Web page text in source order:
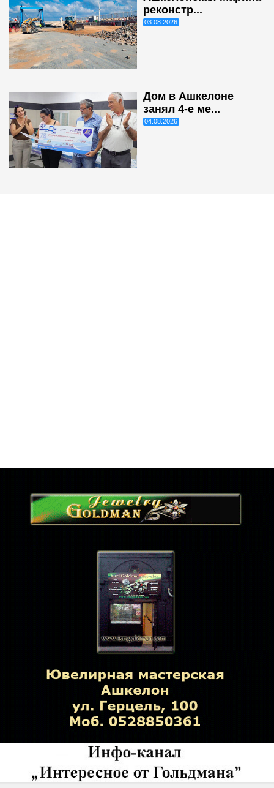
реконстр...
03.08.2026
Дом в Ашкелоне
занял 4-е ме...
04.08.2026